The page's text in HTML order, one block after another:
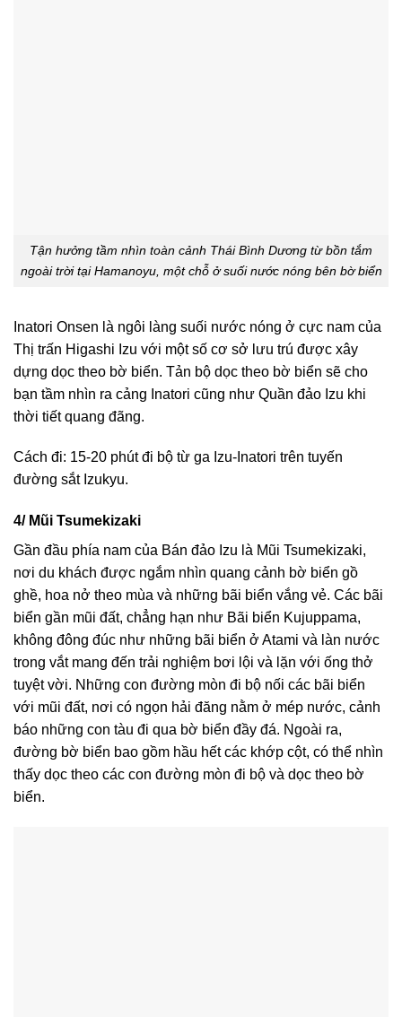
Tận hưởng tầm nhìn toàn cảnh Thái Bình Dương từ bồn tắm
ngoài trời tại Hamanoyu, một chỗ ở suối nước nóng bên bờ biển
Inatori Onsen là ngôi làng suối nước nóng ở cực nam của
Thị trấn Higashi Izu với một số cơ sở lưu trú được xây
dựng dọc theo bờ biển. Tản bộ dọc theo bờ biển sẽ cho
bạn tầm nhìn ra cảng Inatori cũng như Quần đảo Izu khi
thời tiết quang đãng.
Cách đi: 15-20 phút đi bộ từ ga Izu-Inatori trên tuyến
đường sắt Izukyu.
4/ Mũi Tsumekizaki
Gần đầu phía nam của Bán đảo Izu là Mũi Tsumekizaki,
nơi du khách được ngắm nhìn quang cảnh bờ biển gồ
ghề, hoa nở theo mùa và những bãi biển vắng vẻ. Các bãi
biển gần mũi đất, chẳng hạn như Bãi biển Kujuppama,
không đông đúc như những bãi biển ở Atami và làn nước
trong vắt mang đến trải nghiệm bơi lội và lặn với ống thở
tuyệt vời. Những con đường mòn đi bộ nối các bãi biển
với mũi đất, nơi có ngọn hải đăng nằm ở mép nước, cảnh
báo những con tàu đi qua bờ biển đầy đá. Ngoài ra,
đường bờ biển bao gồm hầu hết các khớp cột, có thể nhìn
thấy dọc theo các con đường mòn đi bộ và dọc theo bờ
biển.